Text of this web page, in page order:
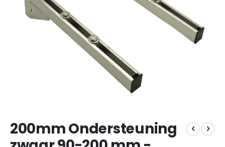
naar
het
200mm Ondersteuning